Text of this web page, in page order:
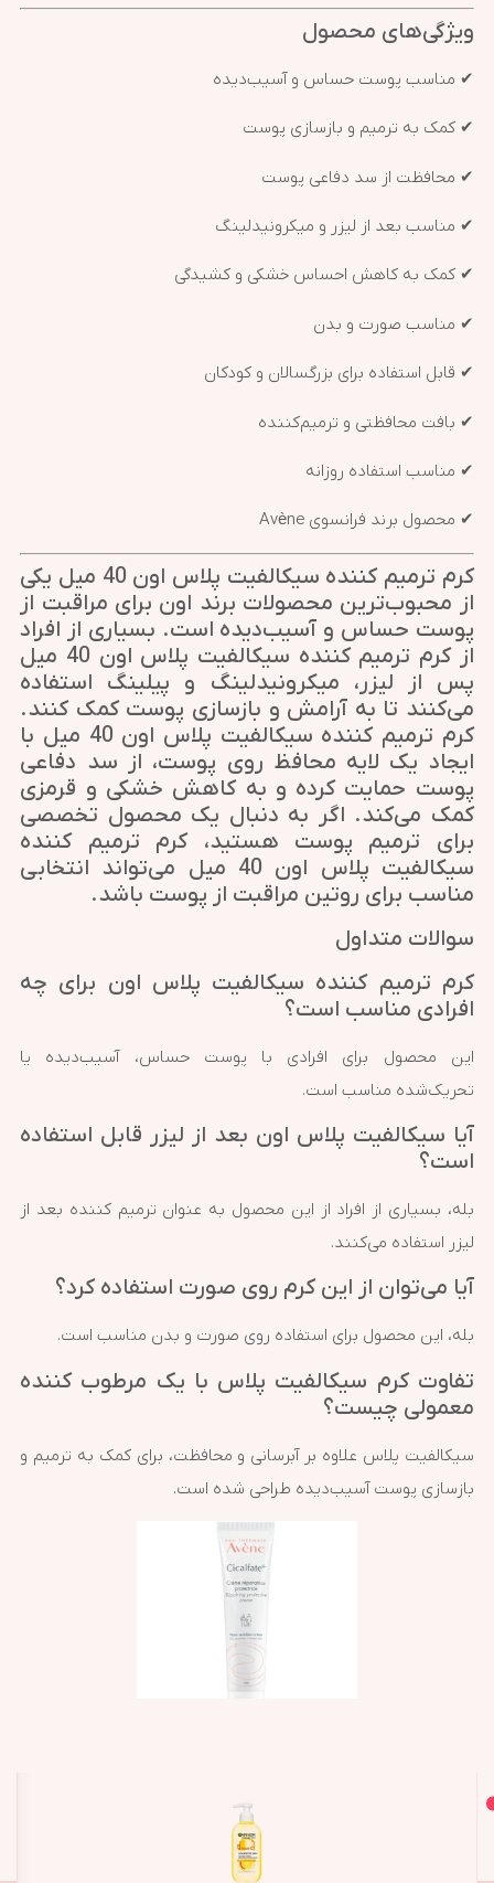
ویژگی‌های محصول
✔ مناسب پوست حساس و آسیب‌دیده
✔ کمک به ترمیم و بازسازی پوست
✔ محافظت از سد دفاعی پوست
✔ مناسب بعد از لیزر و میکرونیدلینگ
✔ کمک به کاهش احساس خشکی و کشیدگی
✔ مناسب صورت و بدن
✔ قابل استفاده برای بزرگسالان و کودکان
✔ بافت محافظتی و ترمیم‌کننده
✔ مناسب استفاده روزانه
✔ محصول برند فرانسوی Avène
کرم ترمیم کننده سیکالفیت پلاس اون 40 میل یکی
از محبوب‌ترین محصولات برند اون برای مراقبت از
پوست حساس و آسیب‌دیده است. بسیاری از افراد
از کرم ترمیم کننده سیکالفیت پلاس اون 40 میل
پس از لیزر، میکرونیدلینگ و پیلینگ استفاده
می‌کنند تا به آرامش و بازسازی پوست کمک کنند.
کرم ترمیم کننده سیکالفیت پلاس اون 40 میل با
ایجاد یک لایه محافظ روی پوست، از سد دفاعی
پوست حمایت کرده و به کاهش خشکی و قرمزی
کمک می‌کند. اگر به دنبال یک محصول تخصصی
برای ترمیم پوست هستید، کرم ترمیم کننده
سیکالفیت پلاس اون 40 میل می‌تواند انتخابی
مناسب برای روتین مراقبت از پوست باشد.
سوالات متداول
کرم ترمیم کننده سیکالفیت پلاس اون برای چه
افرادی مناسب است؟
این محصول برای افرادی با پوست حساس، آسیب‌دیده یا
تحریک‌شده مناسب است.
آیا سیکالفیت پلاس اون بعد از لیزر قابل استفاده
است؟
بله، بسیاری از افراد از این محصول به عنوان ترمیم کننده بعد از
لیزر استفاده می‌کنند.
آیا می‌توان از این کرم روی صورت استفاده کرد؟
بله، این محصول برای استفاده روی صورت و بدن مناسب است.
تفاوت کرم سیکالفیت پلاس با یک مرطوب کننده
معمولی چیست؟
سیکالفیت پلاس علاوه بر آبرسانی و محافظت، برای کمک به ترمیم و
بازسازی پوست آسیب‌دیده طراحی شده است.
اصل و اورجینال
محصولات مشابه